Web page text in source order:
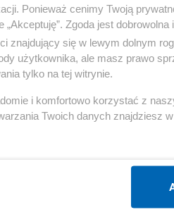
Ponieważ cenimy Twoją
Zgoda jest
znajdujący się w lewym dolnym
użytkownika, ale masz prawo
tylko na tej witrynie.
i komfortowo korzystać z
Twoich danych znajdziesz w